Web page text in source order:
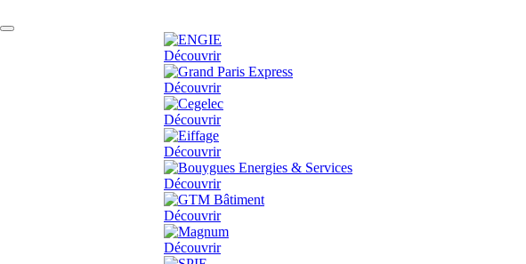
Découvrir
Découvrir
Découvrir
Découvrir
Découvrir
Découvrir
Découvrir